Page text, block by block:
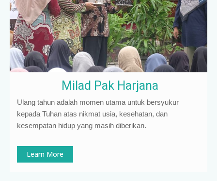
Milad Pak Harjana
Ulang tahun adalah momen utama untuk bersyukur
kepada Tuhan atas nikmat usia, kesehatan, dan
kesempatan hidup yang masih diberikan.
Learn More